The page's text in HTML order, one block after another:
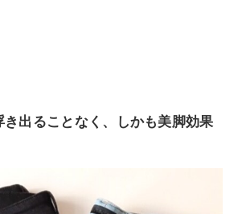
き出ることなく、しかも美脚効果